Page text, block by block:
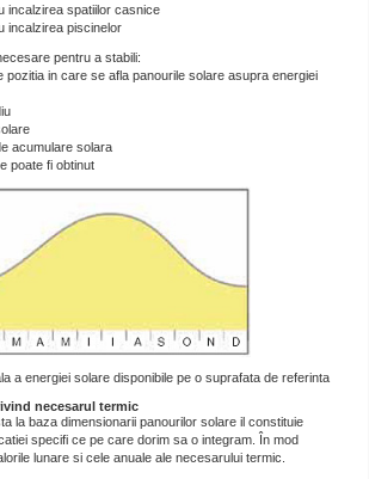
incalzirea spatiilor casnice
incalzirea piscinelor
pentru a stabili:
pozitia in care se afla panourile solare asupra energiei
acumulare solara
poate fi obtinut
a energiei solare disponibile pe o suprafata de referinta
necesarul termic
la baza dimensionarii panourilor solare il constituie
specifi ce pe care dorim sa o integram. În mod
lunare si cele anuale ale necesarului termic.